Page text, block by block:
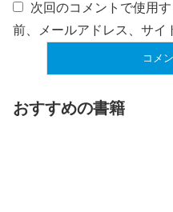
次回のコメントで使用
前、メールアドレス、サイ
おすすめの書籍